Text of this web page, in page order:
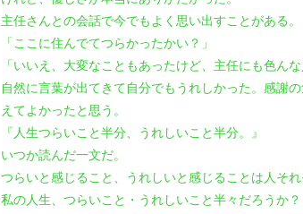
主任さんとの会話で今でもよく思い出すことがある。
「ここに住んでてつらかったかい？」
「いいえ、大変なこともあったけど、主任にも色ん
自然に言葉が出てきて自分でもうれしかった。感謝
えてよかったと思う。
『人生つらいこと半分、うれしいこと半分。』
いつか読んだ一文だ。
つらいと感じること、うれしいと感じることは人それ
私の人生、つらいこと・うれしいこと半々だろうか？